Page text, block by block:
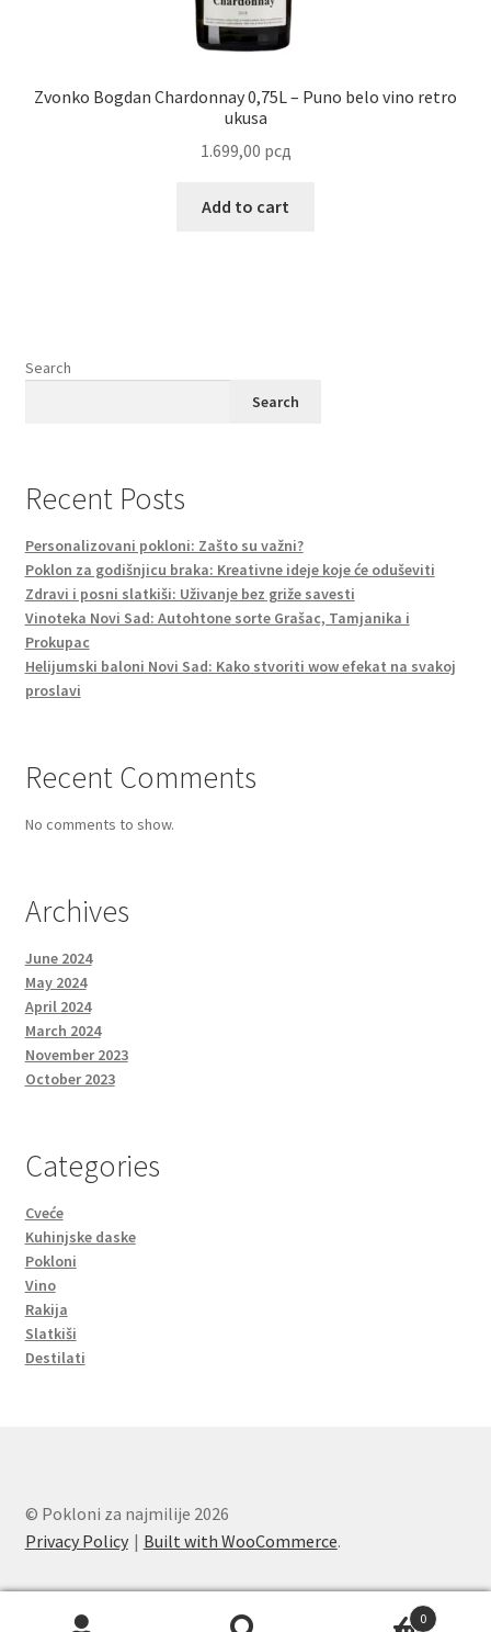
Zvonko Bogdan Chardonnay 0,75L – Puno belo vino retro
ukusa
1.699,00 рсд
Add to cart
Search
Search
Recent Posts
Personalizovani pokloni: Zašto su važni?
Poklon za godišnjicu braka: Kreativne ideje koje će oduševiti
Zdravi i posni slatkiši: Uživanje bez griže savesti
Vinoteka Novi Sad: Autohtone sorte Grašac, Tamjanika i
Prokupac
Helijumski baloni Novi Sad: Kako stvoriti wow efekat na svakoj
proslavi
Recent Comments
No comments to show.
Archives
June 2024
May 2024
April 2024
March 2024
November 2023
October 2023
Categories
Cveće
Kuhinjske daske
Pokloni
Vino
Rakija
Slatkiši
Destilati
© Pokloni za najmilije 2026
Privacy Policy
Built with WooCommerce.
0